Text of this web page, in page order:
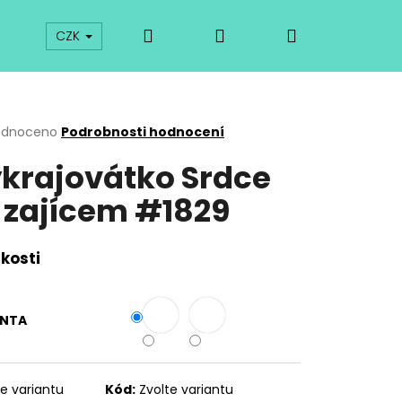
Kurzy Odkazy O vykrajovátkách
CZK Přihlášení
Podrobnosti hodnocení
Srdce
#1829
variantu Kód: Zvolte variantu